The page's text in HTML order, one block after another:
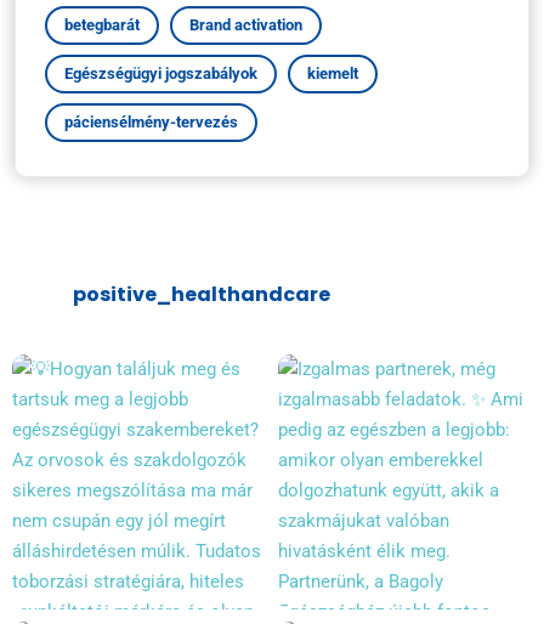
betegbarát Brand activation
Egészségügyi jogszabályok kiemelt
páciensélmény-tervezés
positive_healthandcare